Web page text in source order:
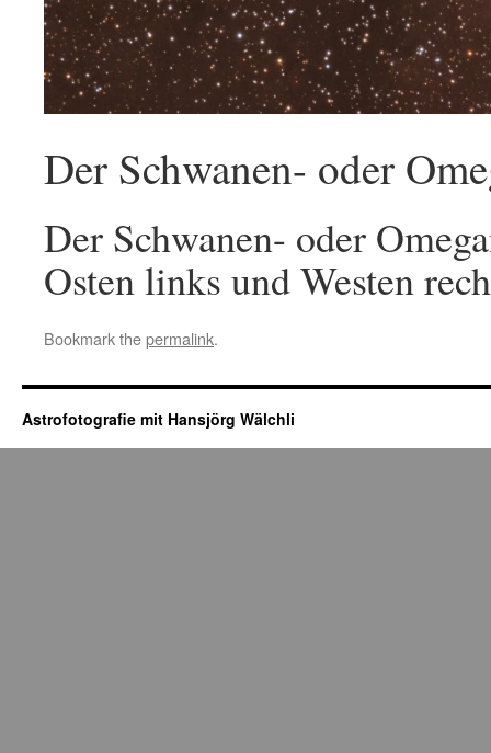
Der Schwanen- oder
Der Schwanen- oder
Osten links und Westen
Bookmark thepermalink.
Astrofotografie mit Hansjörg Wälchli